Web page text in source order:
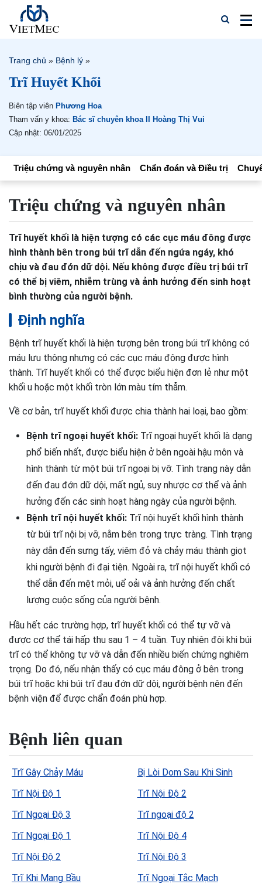
Trang chủ » Bệnh lý »
Trĩ Huyết Khối
Biên tập viên Phương Hoa
Tham vấn y khoa: Bác sĩ chuyên khoa II Hoàng Thị Vui
Cập nhật: 06/01/2025
Triệu chứng và nguyên nhân Chẩn đoán và Điều trị
Triệu chứng và nguyên nhân
Trĩ huyết khối là hiện tượng có các cục máu đông được
hình thành bên trong búi trĩ dẫn đến ngứa ngáy, khó
chịu và đau đớn dữ dội. Nếu không được điều trị búi trĩ
có thể bị viêm, nhiễm trùng và ảnh hưởng đến sinh hoạt
bình thường của người bệnh.
Định nghĩa
Bệnh trĩ huyết khối là hiện tượng bên trong búi trĩ không có
máu lưu thông nhưng có các cục máu đông được hình
thành. Trĩ huyết khối có thể được biểu hiện đơn lẻ như một
khối u hoặc một khối tròn lớn màu tím thẫm.
Về cơ bản, trĩ huyết khối được chia thành hai loại, bao gồm:
Bệnh trĩ ngoại huyết khối: Trĩ ngoại huyết khối là dạng
phổ biến nhất, được biểu hiện ở bên ngoài hậu môn và
hình thành từ một búi trĩ ngoại bị vỡ. Tình trạng này dẫn
đến đau đớn dữ dội, mất ngủ, suy nhược cơ thể và ảnh
hưởng đến các sinh hoạt hàng ngày của người bệnh.
Bệnh trĩ nội huyết khối: Trĩ nội huyết khối hình thành
từ búi trĩ nội bị vỡ, nằm bên trong trực tràng. Tình trạng
này dẫn đến sưng tấy, viêm đỏ và chảy máu thành giọt
khi người bệnh đi đại tiện. Ngoài ra, trĩ nội huyết khối có
thể dẫn đến mệt mỏi, uể oải và ảnh hưởng đến chất
lượng cuộc sống của người bệnh.
Hầu hết các trường hợp, trĩ huyết khối có thể tự vỡ và
được cơ thể tái hấp thu sau 1 – 4 tuần. Tuy nhiên đôi khi búi
trĩ có thể không tự vỡ và dẫn đến nhiều biến chứng nghiêm
trọng. Do đó, nếu nhận thấy có cục máu đông ở bên trong
búi trĩ hoặc khi búi trĩ đau đớn dữ dội, người bệnh nên đến
bệnh viện để được chẩn đoán phù hợp.
Bệnh liên quan
Trĩ Gây Chảy Máu
Trĩ Nội Độ 1
Trĩ Ngoại Độ 3
Trĩ Ngoại Độ 1
Trĩ Nội Độ 2
Trĩ Khi Mang Bầu
Bị Lòi Dom Sau Khi Sinh
Trĩ Nội Độ 2
Trĩ ngoại độ 2
Trĩ Nội Độ 4
Trĩ Nội Độ 3
Trĩ Ngoại Tắc Mạch